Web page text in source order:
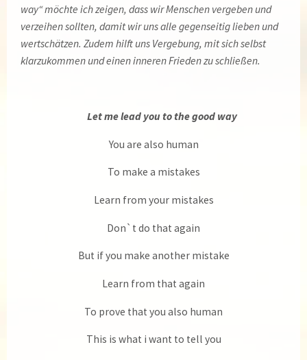
way“ möchte ich zeigen, dass wir Menschen vergeben und
verzeihen sollten, damit wir uns alle gegenseitig lieben und
wertschätzen. Zudem hilft uns Vergebung, mit sich selbst
klarzukommen und einen inneren Frieden zu schließen.
Let me lead you to the good way
You are also human
To make a mistakes
Learn from your mistakes
Don`t do that again
But if you make another mistake
Learn from that again
To prove that you also human
This is what i want to tell you